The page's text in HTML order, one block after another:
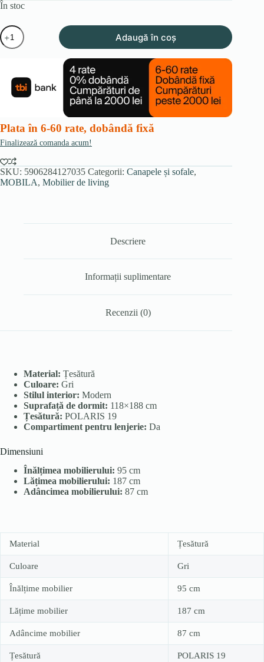
În stoc
Cantitate
Canapea
extensibilă
Adaugă în coș
Plata în 6-60 rate, dobândă fixă
Finalizează comanda acum!
SKU: 5906284127035 Categorii: Canapele și sofale,
MOBILA, Mobilier de living
Descriere
Informații suplimentare
Recenzii (0)
Material: Țesătură
Culoare: Gri
Stilul interior: Modern
Suprafață de dormit: 118×188 cm
Țesătură: POLARIS 19
Compartiment pentru lenjerie: Da
Dimensiuni
Înălțimea mobilierului: 95 cm
Lățimea mobilierului: 187 cm
Adâncimea mobilierului: 87 cm
Material Țesătură
Culoare Gri
Înălțime mobilier 95 cm
Lățime mobilier 187 cm
Adâncime mobilier 87 cm
Țesătură POLARIS 19